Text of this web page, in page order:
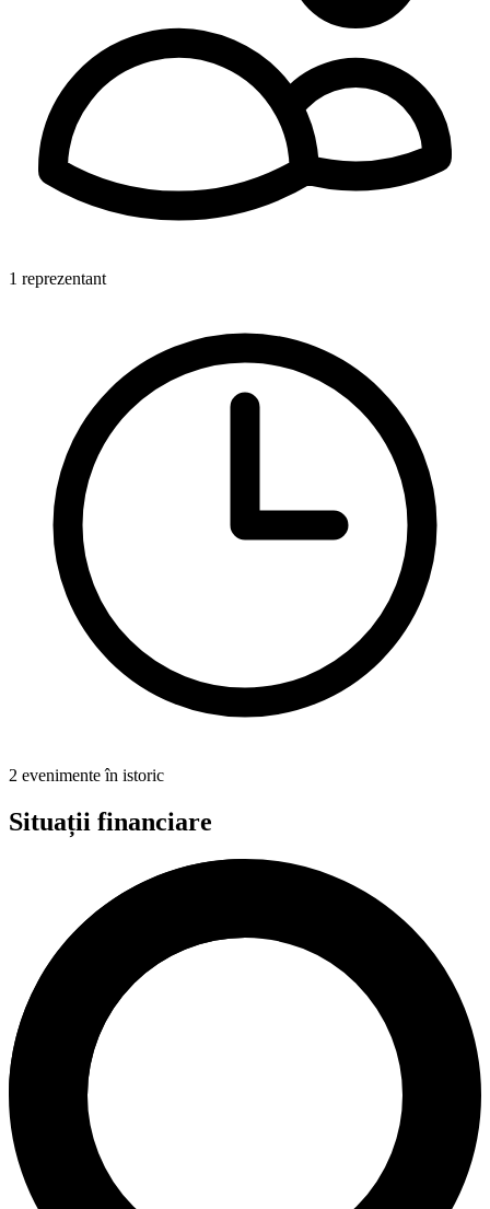
1 reprezentant
2 evenimente în istoric
Situații financiare